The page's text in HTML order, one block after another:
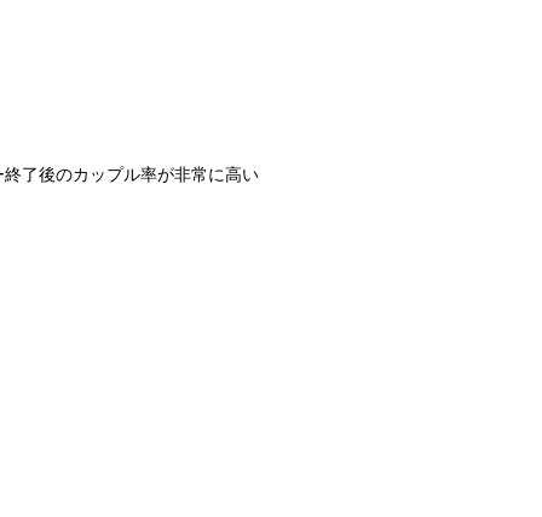
了後のカップル率が非常に高い